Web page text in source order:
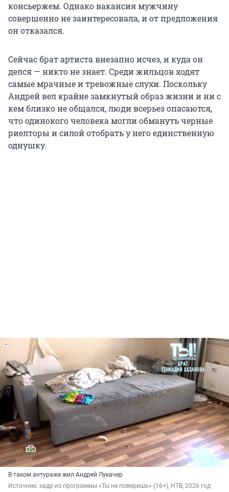
консьержем. Однако вакансия мужчину
совершенно не заинтересовала, и от предложения
он отказался.
Сейчас брат артиста внезапно исчез, и куда он
делся — никто не знает. Среди жильцов ходят
самые мрачные и тревожные слухи. Поскольку
Андрей вел крайне замкнутый образ жизни и ни с
кем близко не общался, люди всерьез опасаются,
что одинокого человека могли обмануть черные
риелторы и силой отобрать у него единственную
однушку.
В таком антураже жил Андрей Лукачер
Источник: кадр из программы «Ты не поверишь» (16+), НТВ, 2026 год